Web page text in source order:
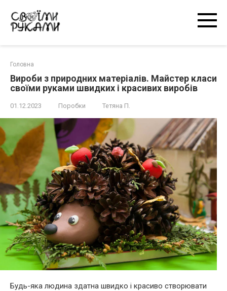
контенту
Головна
Вироби з природних матеріалів. Майстер класи
своїми руками швидких і красивих виробів
01.12.2023 Поробки Тетяна П.
Будь-яка людина здатна швидко і красиво створювати